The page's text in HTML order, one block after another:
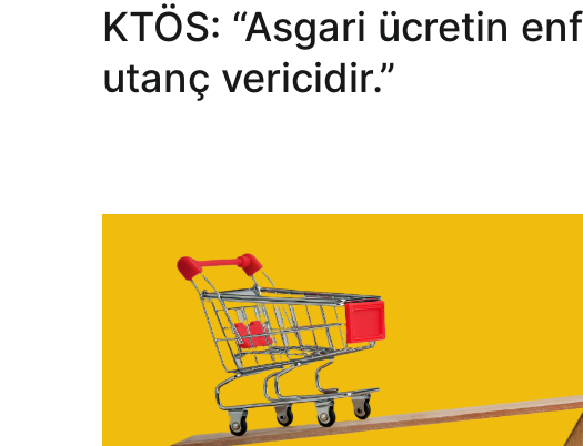
KTÖS: “Asgari ücretin
utanç vericidir.”